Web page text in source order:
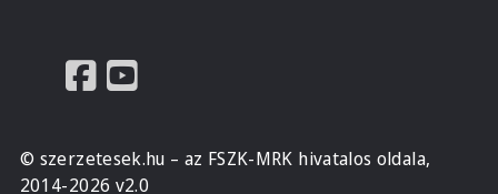
© szerzetesek.hu – az FSZK-MRK hivatalos oldala,
2014-2026 v2.0